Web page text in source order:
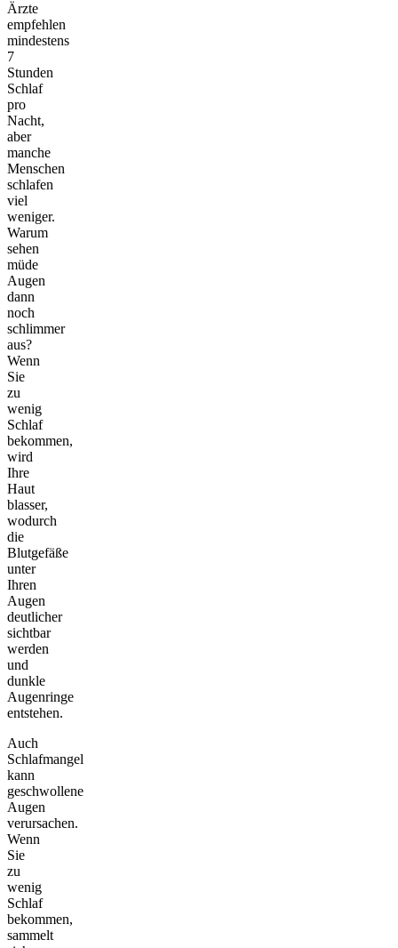
Ärzte
empfehlen
mindestens
7
Stunden
Schlaf
pro
Nacht,
aber
manche
Menschen
schlafen
viel
weniger.
Warum
sehen
müde
Augen
dann
noch
schlimmer
aus?
Wenn
Sie
zu
wenig
Schlaf
bekommen,
wird
Ihre
Haut
blasser,
wodurch
die
Blutgefäße
unter
Ihren
Augen
deutlicher
sichtbar
werden
und
dunkle
Augenringe
entstehen.
Auch
Schlafmangel
kann
geschwollene
Augen
verursachen.
Wenn
Sie
zu
wenig
Schlaf
bekommen,
sammelt